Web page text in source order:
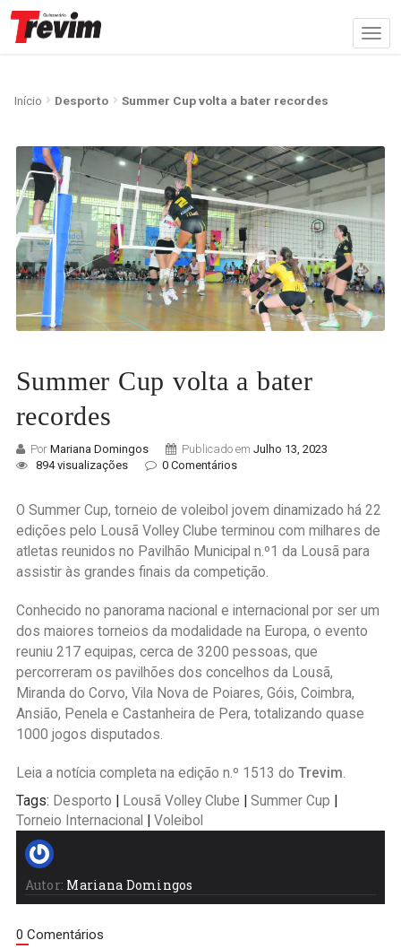
Início Desporto Summer Cup volta a bater recordes
Summer Cup volta a bater
recordes
Por Mariana Domingos Publicado em Julho 13, 2023
894 visualizações
0 Comentários
O Summer Cup, torneio de voleibol jovem dinamizado há 22
edições pelo Lousã Volley Clube terminou com milhares de
atletas reunidos no Pavilhão Municipal n.º1 da Lousã para
assistir às grandes finais da competição.
Conhecido no panorama nacional e internacional por ser um
dos maiores torneios da modalidade na Europa, o evento
reuniu 217 equipas, cerca de 3200 pessoas, que
percorreram os pavilhões dos concelhos da Lousã,
Miranda do Corvo, Vila Nova de Poiares, Góis, Coimbra,
Ansião, Penela e Castanheira de Pera, totalizando quase
1000 jogos disputados.
Leia a notícia completa na edição n.º 1513 do Trevim.
Tags: Desporto Lousã Volley Clube Summer Cup
Torneio Internacional
Voleibol
Autor: Mariana Domingos
0 Comentários